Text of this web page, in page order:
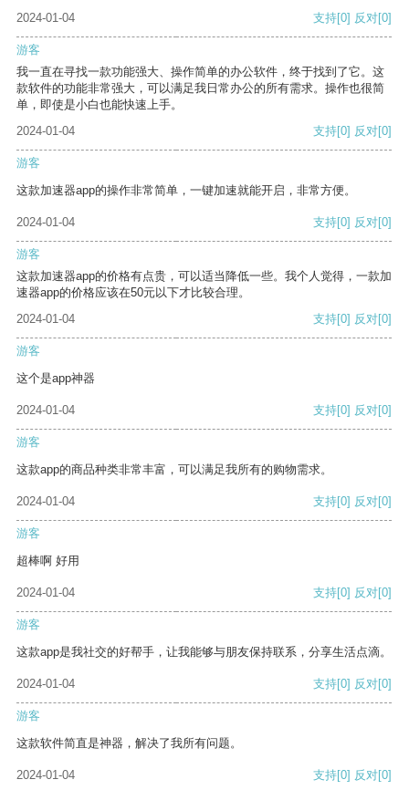
2024-01-04
支持[0] 反对[0]
游客
我一直在寻找一款功能强大、操作简单的办公软件，终于找到了它。这
款软件的功能非常强大，可以满足我日常办公的所有需求。操作也很简
单，即使是小白也能快速上手。
2024-01-04
支持[0] 反对[0]
游客
这款加速器app的操作非常简单，一键加速就能开启，非常方便。
2024-01-04 支持[0] 反对[0]
游客
这款加速器app的价格有点贵，可以适当降低一些。我个人觉得，一款加
速器app的价格应该在50元以下才比较合理。
2024-01-04
支持[0] 反对[0]
游客
这个是app神器
2024-01-04 支持[0] 反对[0]
游客
这款app的商品种类非常丰富，可以满足我所有的购物需求。
2024-01-04 支持[0] 反对[0]
游客
超棒啊 好用
2024-01-04 支持[0] 反对[0]
游客
这款app是我社交的好帮手，让我能够与朋友保持联系，分享生活点滴。
2024-01-04 支持[0] 反对[0]
游客
这款软件简直是神器，解决了我所有问题。
2024-01-04 支持[0] 反对[0]